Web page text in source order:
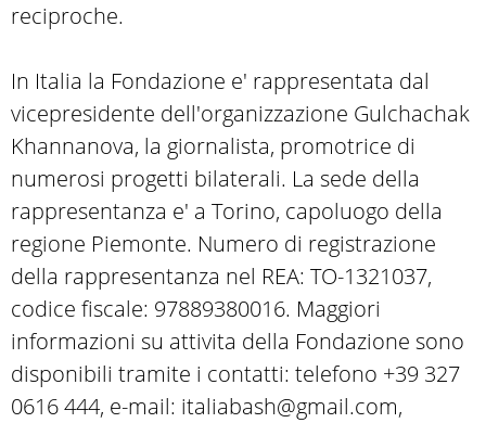
reciproche.
In Italia la Fondazione e' rappresentata dal
vicepresidente dell'organizzazione Gulchachak
Khannanova, la giornalista, promotrice di
numerosi progetti bilaterali. La sede della
rappresentanza e' a Torino, capoluogo della
regione Piemonte. Numero di registrazione
della rappresentanza nel REA: TO-1321037,
codice fiscale: 97889380016. Maggiori
informazioni su attivita della Fondazione sono
disponibili tramite i contatti: telefono +39 327
0616 444, e-mail: italiabash@gmail.com,